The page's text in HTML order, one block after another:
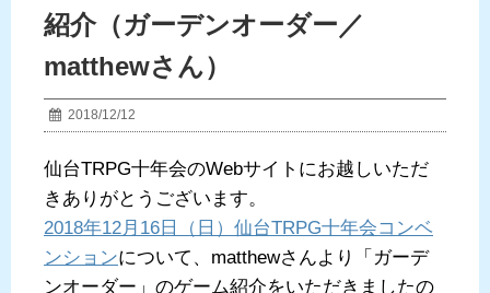
紹介（ガーデンオーダー／
matthewさん）
2018/12/12
仙台TRPG十年会のWebサイトにお越しいただ
きありがとうございます。
2018年12月16日（日）仙台TRPG十年会コンベ
ンションについて、matthewさんより「ガーデ
ンオーダー」のゲーム紹介をいただきましたの